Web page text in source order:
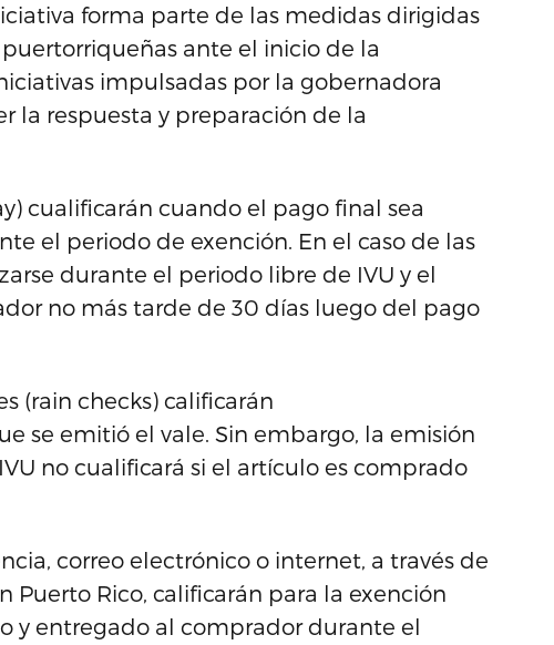
forma parte de las medidas dirigidas
ante el inicio de la
impulsadas por la gobernadora
la respuesta y preparación de la
cualificarán cuando el pago final sea
el periodo de exención. En el caso de las
durante el periodo libre de IVU y el
no más tarde de 30 días luego del pago
(rain checks) calificarán
se emitió el vale. Sin embargo, la emisión
no cualificará si el artículo es comprado
correo electrónico o internet, a través de
Rico, calificarán para la exención
y entregado al comprador durante el